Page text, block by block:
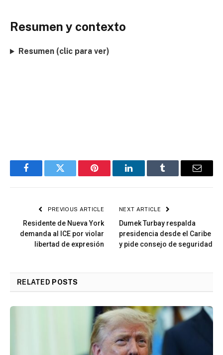
Resumen y contexto
Resumen (clic para ver)
FacebookTwitter Pinterest LinkedInTumblr Email
PREVIOUS ARTICLE
Residente de Nueva York
demanda al ICE por violar
libertad de expresión
NEXT ARTICLE
Dumek Turbay respalda
presidencia desde el Caribe
y pide consejo de seguridad
RELATED POSTS